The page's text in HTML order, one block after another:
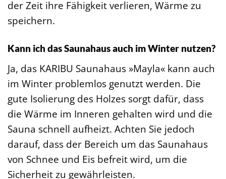
der Zeit ihre Fähigkeit verlieren, Wärme zu
speichern.
Kann ich das Saunahaus auch im Winter nutzen?
Ja, das KARIBU Saunahaus »Mayla« kann auch
im Winter problemlos genutzt werden. Die
gute Isolierung des Holzes sorgt dafür, dass
die Wärme im Inneren gehalten wird und die
Sauna schnell aufheizt. Achten Sie jedoch
darauf, dass der Bereich um das Saunahaus
von Schnee und Eis befreit wird, um die
Sicherheit zu gewährleisten.